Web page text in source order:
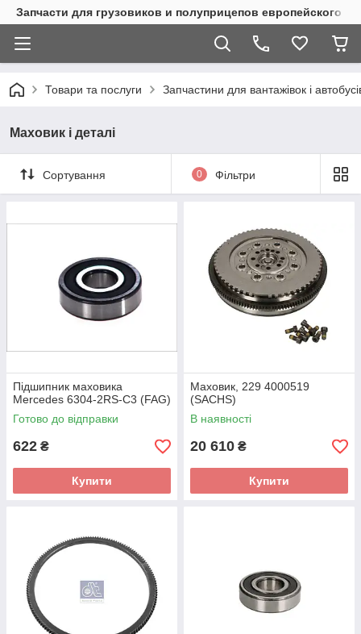
Запчасти для грузовиков и полуприцепов европейского
Товари та послуги Запчастини для вантажівок і
Маховик і деталі
Сортування 0 Фільтри
Підшипник маховика
Mercedes 6304-2RS-C3 (FAG)
Готово до відправки
622 ₴
Купити
Маховик, 229 4000519
(SACHS)
В наявності
20 610 ₴
Купити